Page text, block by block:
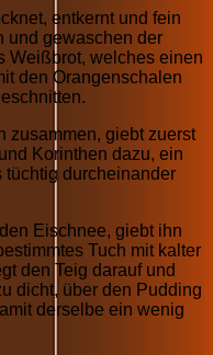
entkernt und fein
und gewaschen der
Weißbrot, welches einen
den Orangenschalen
zusammen, giebt zuerst
Korinthen dazu, ein
tüchtig durcheinander
Eischnee, giebt ihn
Tuch mit kalter
den Teig darauf und
dicht, über den Pudding
derselbe ein wenig